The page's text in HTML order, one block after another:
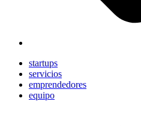
startups
servicios
emprendedores
equipo